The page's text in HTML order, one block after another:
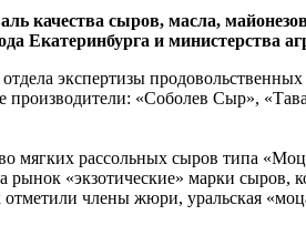
качества сыров, масла,
Екатеринбурга и министерства
экспертизы
«Соболев Сыр»,
мягких рассольных сыров типа
рынок «экзотические» марки
отметили члены жюри, уральская